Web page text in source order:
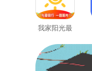
我家阳光最